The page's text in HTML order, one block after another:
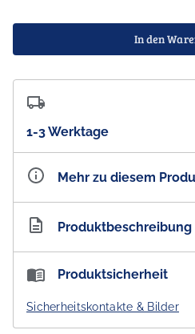
In den
1-3 Werktage
Mehr zu diesem
Artikelnummer AU100747
Produktbeschreibung
Starward NOVA Single Malt
Im wunderbaren Klima von
Produktsicherheit
Sicherheitskontakte & Bilder